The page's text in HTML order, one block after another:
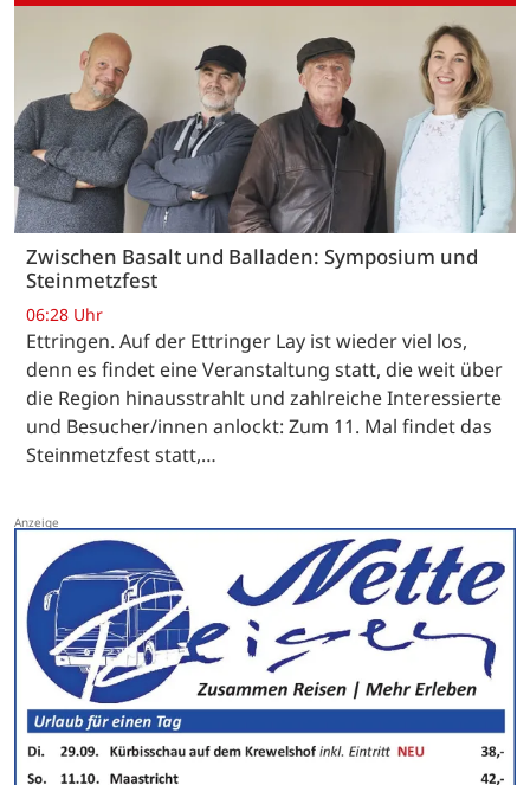
Zwischen Basalt und Balladen: Symposium und
Steinmetzfest
06:28 Uhr
Ettringen. Auf der Ettringer Lay ist wieder viel los,
denn es findet eine Veranstaltung statt, die weit über
die Region hinausstrahlt und zahlreiche Interessierte
und Besucher/innen anlockt: Zum 11. Mal findet das
Steinmetzfest statt,…